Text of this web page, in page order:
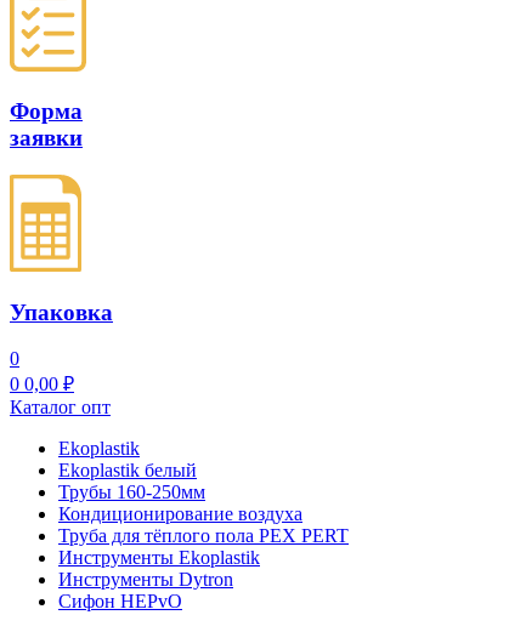
Форма
заявки
Упаковка
0
0 0,00 ₽
Каталог опт
Ekoplastik
Ekoplastik белый
Трубы 160-250мм
Кондиционирование воздуха
Труба для тёплого пола PEX PERT
Инструменты Ekoplastik
Инструменты Dytron
Сифон HEPvO